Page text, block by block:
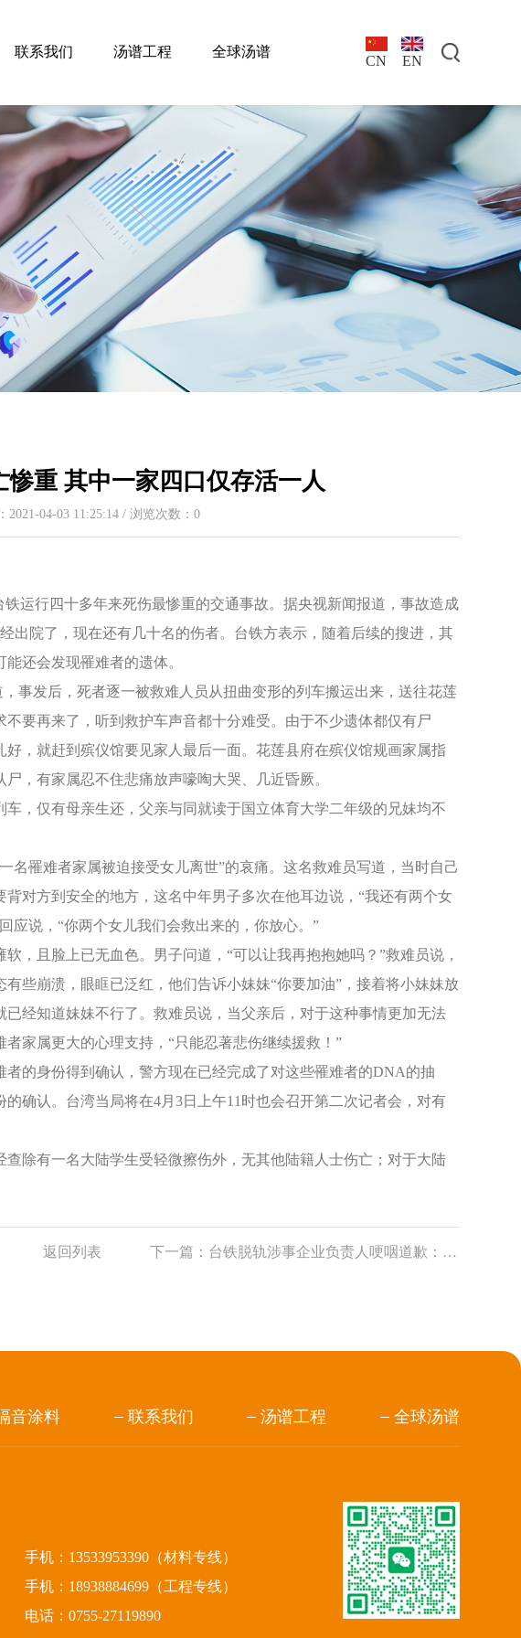
联系我们 汤谱工程 全球汤谱
CN EN
惨重 其中一家四口仅存活一人
2021-04-03 11:25:14 / 浏览次数： 0
运行四十多年来死伤最惨重的交通事故。据央视新闻报道，事故造成
出院了，现在还有几十名的伤者。台铁方表示，随着后续的搜进，其
还会发现罹难者的遗体。
事发后，死者逐一被救难人员从扭曲变形的列车搬运出来，送往花莲
要再来了，听到救护车声音都十分难受。由于不少遗体都仅有尸
，就赶到殡仪馆要见家人最后一面。花莲县府在殡仪馆规画家属指
，有家属忍不住悲痛放声嚎啕大哭、几近昏厥。
，仅有母亲生还，父亲与同就读于国立体育大学二年级的兄妹均不
名罹难者家属被迫接受女儿离世”的哀痛。这名救难员写道，当时自己
对方到安全的地方，这名中年男子多次在他耳边说，“我还有两个女
应说，“你两个女儿我们会救出来的，你放心。”
，且脸上已无血色。男子问道，“可以让我再抱抱她吗？”救难员说，
些崩溃，眼眶已泛红，他们告诉小妹妹“你要加油”，接着将小妹妹放
经知道妹妹不行了。救难员说，当父亲后，对于这种事情更加无法
家属更大的心理支持，“只能忍著悲伤继续援救！”
的身份得到确认，警方现在已经完成了对这些罹难者的DNA的抽
确认。台湾当局将在4月3日上午11时也会召开第二次记者会，对有
除有一名大陆学生受轻微擦伤外，无其他陆籍人士伤亡；对于大陆
返回列表 下一篇： 台铁脱轨涉事企业负责人哽咽道歉：深表懊悔
音涂料 联系我们 汤谱工程 全球汤谱
手机：13533953390（材料专线）
手机：18938884699（工程专线）
电话：0755-27119890